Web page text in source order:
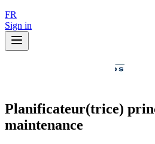
FR
Sign in
Planificateur(trice)
maintenance